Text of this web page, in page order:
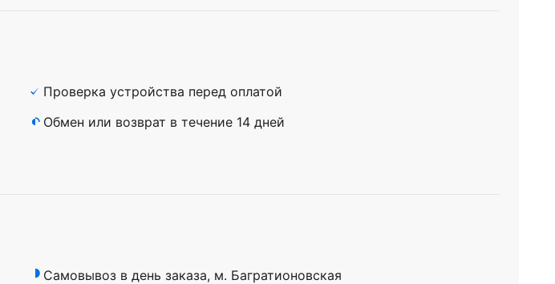
Проверка устройства перед оплатой
Обмен или возврат в течение 14 дней
Самовывоз в день заказа, м. Багратионовская